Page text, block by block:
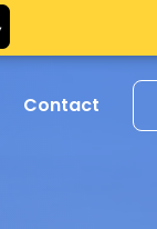
Contact